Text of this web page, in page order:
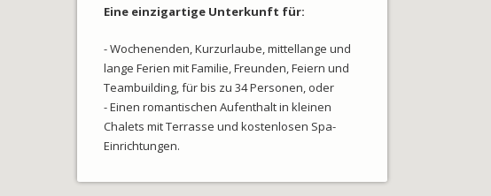
Eine einzigartige Unterkunft für:
- Wochenenden, Kurzurlaube, mittellange und
lange Ferien mit Familie, Freunden, Feiern und
Teambuilding, für bis zu 34 Personen, oder
- Einen romantischen Aufenthalt in kleinen
Chalets mit Terrasse und kostenlosen Spa-
Einrichtungen.